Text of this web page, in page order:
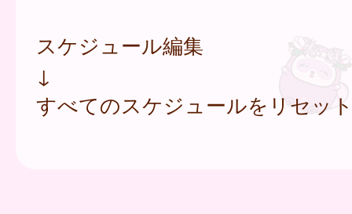
スケジュール編集
↓
すべてのスケジュールをリセッ